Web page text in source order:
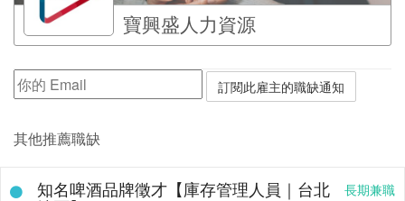
寶興盛人力資源
其他推薦職缺
長期兼職
知名啤酒品牌徵才【庫存管理人員｜台北